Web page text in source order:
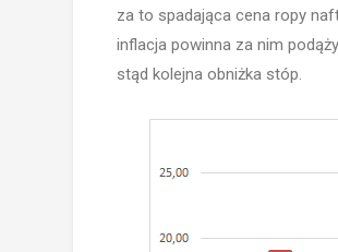
za to spadająca cena ropy
inflacja powinna za nim
stąd kolejna obniżka stóp.